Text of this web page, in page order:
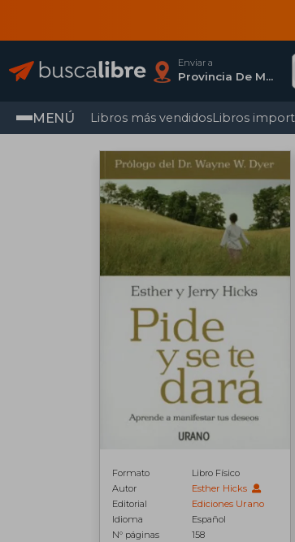
Enviar a
Provincia De Madrid
MENÚ Libros más vendidosLibros
Formato
Libro Físico
Autor
Esther Hicks
Editorial
Ediciones Urano
Idioma
Español
N° páginas
158